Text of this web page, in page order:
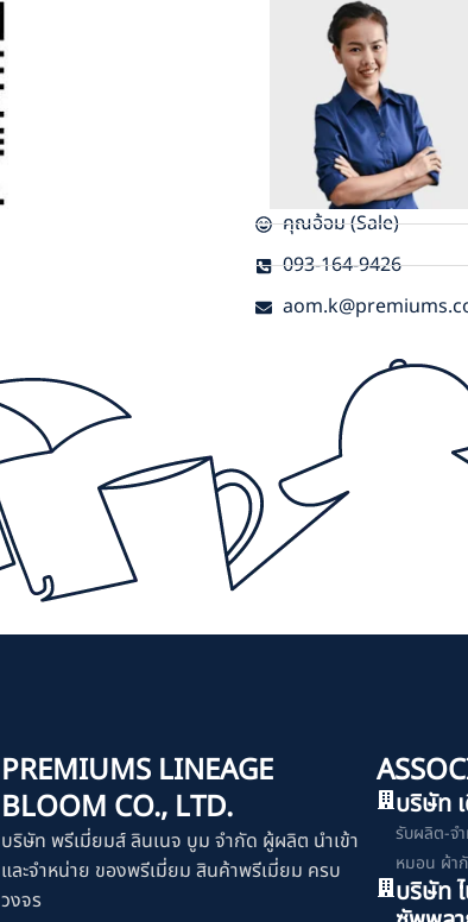
คุณอ้อม (Sale)
093-164-9426
PREMIUMS LINEAGE
BLOOM CO., LTD.
บริษัท พรีเมี่ยมส์ ลินเนจ บูม จำกัด ผู้ผลิต นำเข้า
และจำหน่าย ของพรีเมี่ยม สินค้าพรีเมี่ยม ครบ
วงจร
บริษัท
รับผลิต-จำ
หมอน ผ้า
บริษัท